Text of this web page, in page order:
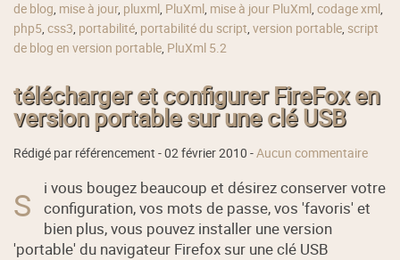
de blog, mise à jour, pluxml , PluXml , mise à jour PluXml ,codage xml ,
php5,css3, portabilité, portabilité du script,version portable, script
de blog en version portable, PluXml 5.2
télécharger et configurer FireFox en
version portable sur une clé USB
Rédigé par référencement -02 février 2010 -Aucun commentaire
S
i vous bougez beaucoup et désirez conserver votre
configuration, vos mots de passe, vos 'favoris' et
bien plus, vous pouvez installer une version
'portable' du navigateur Firefox sur une clé USB